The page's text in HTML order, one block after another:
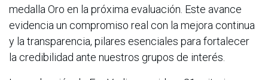
medalla Oro en la próxima evaluación. Este avance
evidencia un compromiso real con la mejora continua
y la transparencia, pilares esenciales para fortalecer
la credibilidad ante nuestros grupos de interés.